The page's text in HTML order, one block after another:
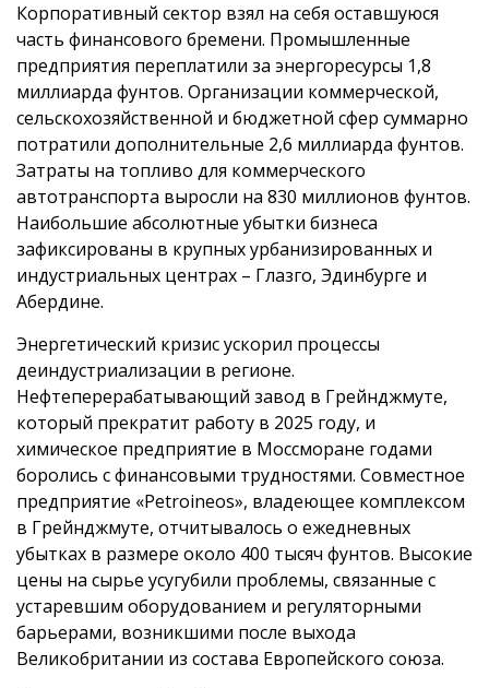
Корпоративный сектор взял на себя оставшуюся
часть финансового бремени. Промышленные
предприятия переплатили за энергоресурсы 1,8
миллиарда фунтов. Организации коммерческой,
сельскохозяйственной и бюджетной сфер суммарно
потратили дополнительные 2,6 миллиарда фунтов.
Затраты на топливо для коммерческого
автотранспорта выросли на 830 миллионов фунтов.
Наибольшие абсолютные убытки бизнеса
зафиксированы в крупных урбанизированных и
индустриальных центрах – Глазго, Эдинбурге и
Абердине.
Энергетический кризис ускорил процессы
деиндустриализации в регионе.
Нефтеперерабатывающий завод в Грейнджмуте,
который прекратит работу в 2025 году, и
химическое предприятие в Моссморане годами
боролись с финансовыми трудностями. Совместное
предприятие «Petroineos», владеющее комплексом
в Грейнджмуте, отчитывалось о ежедневных
убытках в размере около 400 тысяч фунтов. Высокие
цены на сырье усугубили проблемы, связанные с
устаревшим оборудованием и регуляторными
барьерами, возникшими после выхода
Великобритании из состава Европейского союза.